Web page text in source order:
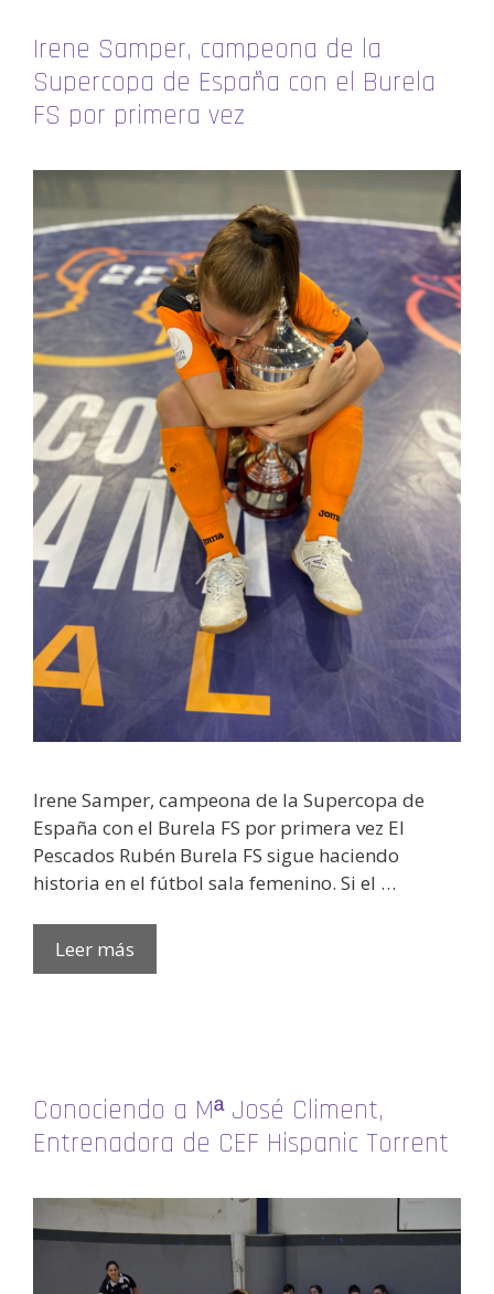
Irene Samper, campeona de la
Supercopa de España con el Burela
FS por primera vez
Irene Samper, campeona de la Supercopa de
España con el Burela FS por primera vez El
Pescados Rubén Burela FS sigue haciendo
historia en el fútbol sala femenino. Si el …
Leer más
Conociendo a Mª José Climent,
Entrenadora de CEF Hispanic Torrent